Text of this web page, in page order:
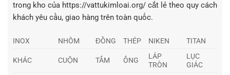
trong kho của https://vattukimloai.org/ cắt lẻ theo quy cách
khách yêu cầu, giao hàng trên toàn quốc.
INOX NHÔM ĐỒNG THÉP NIKEN TITAN
KHÁC CUỘN TẤM ỐNG
LÁP
TRÒN
LỤC
GIÁC